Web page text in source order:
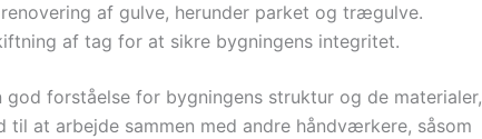
af gulve, herunder parket og trægulve.
af tag for at sikre bygningens integritet.
forståelse for bygningens struktur og de materialer,
at arbejde sammen med andre håndværkere, såsom